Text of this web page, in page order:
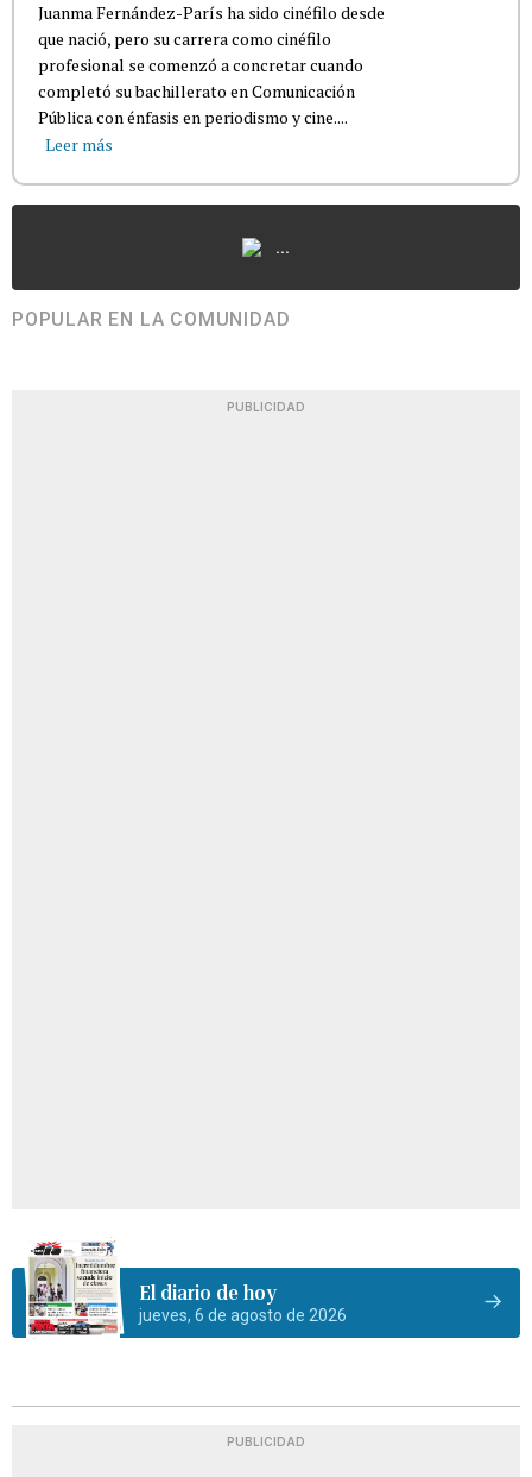
Juanma Fernández-París ha sido cinéfilo desde
que nació, pero su carrera como cinéfilo
profesional se comenzó a concretar cuando
completó su bachillerato en Comunicación
Pública con énfasis en periodismo y cine....
Leer más
...
POPULAR EN LA COMUNIDAD
PUBLICIDAD
El diario de hoy
jueves, 6 de agosto de 2026
PUBLICIDAD